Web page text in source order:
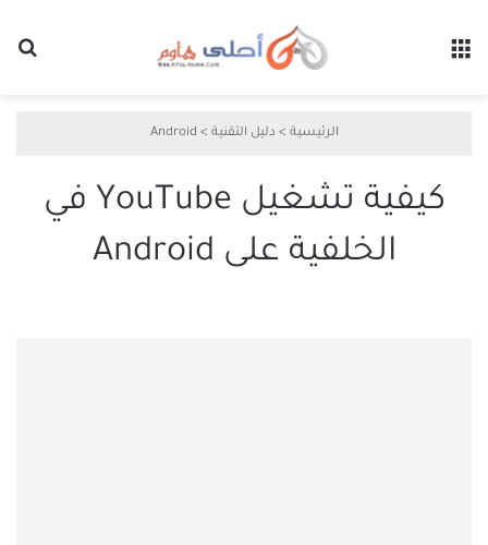
الرئيسية > دليل التقنية >
Android
كيفية تشغيل YouTube في
الخلفية على Android